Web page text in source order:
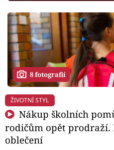
Mámy sobě
Přihlášení
Sledujte nás
8 fotografií
ŽIVOTNÍ STYL
Nákup školních
rodičům opět prodraží.
oblečení